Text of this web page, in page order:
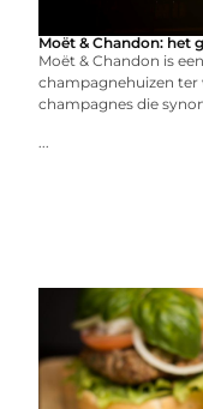
Moët & Chandon: het
Moët & Chandon is
champagnehuizen ter
champagnes die
...